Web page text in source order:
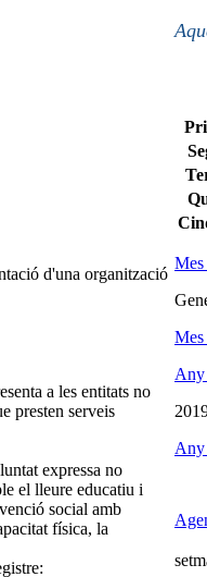
d'una organització
a les entitats no
presten serveis
expressa no
el lleure educatiu i
social amb
física, la
Mes
Mes
Any
Any